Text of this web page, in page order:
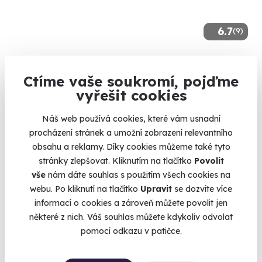
Ctíme vaše soukromí, pojďme
vyřešit cookies
Náš web používá cookies, které vám usnadní
procházení stránek a umožní zobrazení relevantního
obsahu a reklamy. Díky cookies můžeme také tyto
stránky zlepšovat. Kliknutím na tlačítko Povolit
vše nám dáte souhlas s použitím všech cookies na
webu. Po kliknutí na tlačítko Upravit se dozvíte více
informací o cookies a zároveň můžete povolit jen
některé z nich. Váš souhlas můžete kdykoliv odvolat
pomocí odkazu v patičce.
6.7(9)
Vánoční venkovní úniková hra
Ponořte se naplno do vánoční atmosféry!
Ostrava (+ 5 dalších lokalit)
890 Kč
Zobrazit zážitky na mapě
Zážitky do 5000 Kč. Je skvělé, když si můžete vybrat ten
pravý dárek a to si v tomto případě skutečně můžete. Mezi